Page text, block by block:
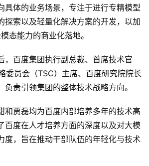
具体的业务场景，专注于进行专精模型
探索以及轻量化解决方案的开发，以加
态能力的商业化落地。
，百度集团执行副总裁、首席技术官
委员会（TSC）主席、百度研究院院长
负责引领集团的整体技术战略方向。
和贾磊均为百度内部培养多年的技术高
百度在人才培养方面的深度以及对大模
度，旨在推动干部队伍的年轻化与技术